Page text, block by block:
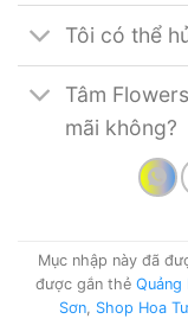
Tôi có thể
Tâm
mãi không?
Mục nhập này đã
được gắn thẻ Quảng
Sơn, Shop Hoa